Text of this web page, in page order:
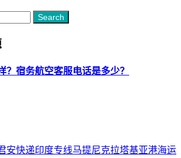
Search
？ 宿务航空客服电话是多少？
安快递印度专线马提尼克拉塔基亚港海运